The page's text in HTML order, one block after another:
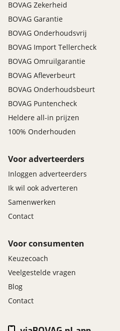
BOVAG Zekerheid
BOVAG Garantie
BOVAG Onderhoudsvrij
BOVAG Import Tellercheck
BOVAG Omruilgarantie
BOVAG Afleverbeurt
BOVAG Onderhoudsbeurt
BOVAG Puntencheck
Heldere all-in prijzen
100% Onderhouden
Voor adverteerders
Inloggen adverteerders
Ik wil ook adverteren
Samenwerken
Contact
Voor consumenten
Keuzecoach
Veelgestelde vragen
Blog
Contact